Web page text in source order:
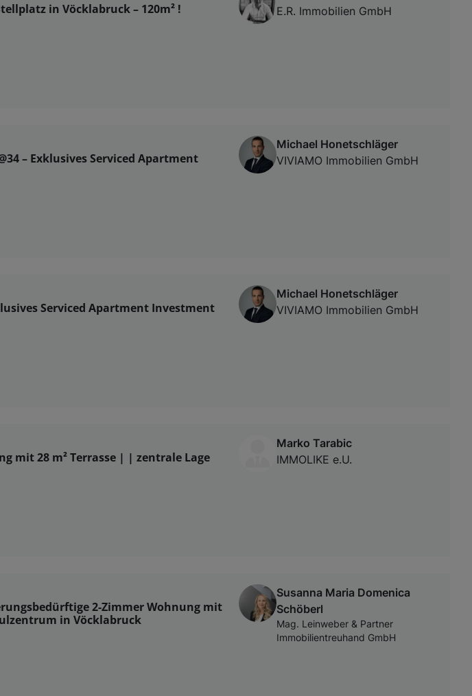
in Vöcklabruck – 120m² !
E.R. Immobilien GmbH
– Exklusives Serviced Apartment
Michael Honetschläger
VIVIAMO Immobilien GmbH
Serviced Apartment Investment
Michael Honetschläger
VIVIAMO Immobilien GmbH
mit 28 m² Terrasse | | zentrale Lage
Marko Tarabic
IMMOLIKE e.U.
2-Zimmer Wohnung mit
in Vöcklabruck
Susanna Maria Domenica
Schöberl
Mag. Leinweber & Partner
Immobilientreuhand GmbH